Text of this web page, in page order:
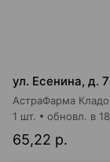
65,22 р.
1 шт. обновл. в